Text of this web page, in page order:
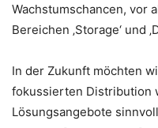
Wachstumschancen, vor
Bereichen ‚Storage‘ und
In der Zukunft möchten
fokussierten Distribution
Lösungsangebote